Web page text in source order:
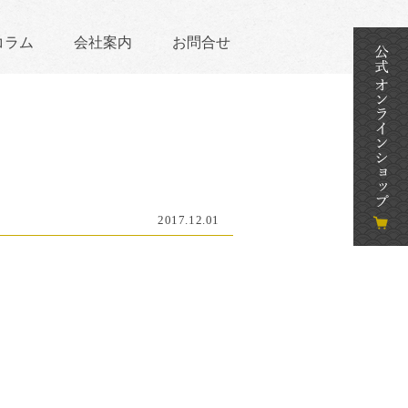
ラム 会社案内 お問合せ
2017.12.01